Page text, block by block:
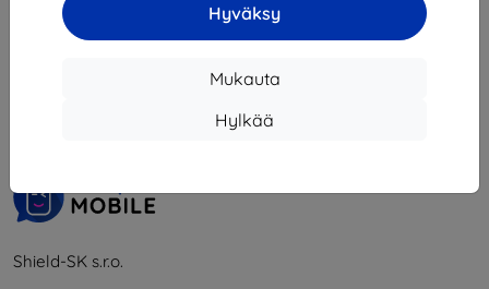
Hyväksy
Mukauta
Hylkää
yhteensä6.
Shield-SK s.r.o.